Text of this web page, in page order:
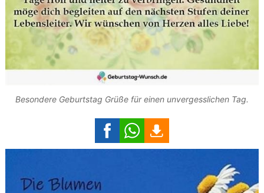
Besondere Geburtstag Grüße für einen unvergesslichen Tag.